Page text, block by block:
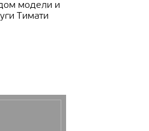
модели и
Тимати